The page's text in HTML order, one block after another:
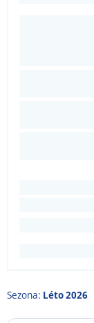
Sezona: Léto 2026